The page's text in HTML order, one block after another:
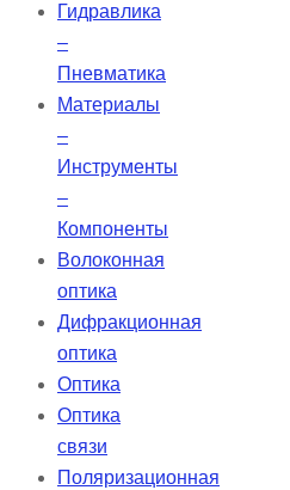
Гидравлика
–
Пневматика
Материалы
–
Инструменты
–
Компоненты
Волоконная
оптика
Дифракционная
оптика
Оптика
Оптика
связи
Поляризационная